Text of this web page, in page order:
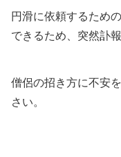
円滑に依頼するため
できるため、突然訃
僧侶の招き方に不安
さい。